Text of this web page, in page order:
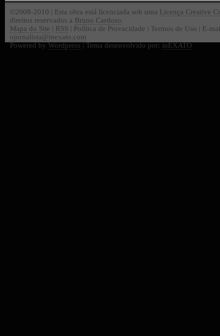
©2008-2010 | Esta obra está licenciada sob uma Licença Creative
direitos reservados a Bruno Cardoso.
Mapa do Site | RSS | Política de Provacidade | Termos de Uso | E-
ojornalista@inexato.com
Powered by Wordpress | Tema desenvolvido por: inEXATO